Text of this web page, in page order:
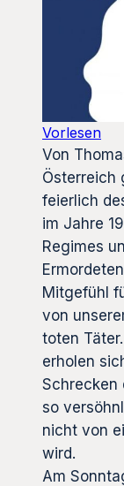
Vorlesen
Von
Österreich
feierlich
im Jahre
Regimes
Mitgefühl
von
toten
erholen
Schrecken
so
nicht von
wird.
Am